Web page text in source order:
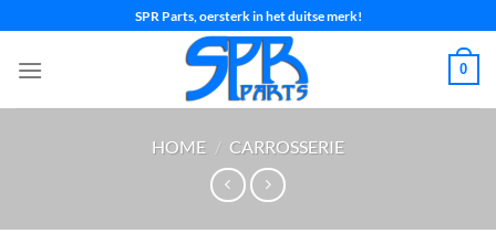
inhoud
SPR Parts, oersterk in het duitse merk!
0
HOME / CARROSSERIE